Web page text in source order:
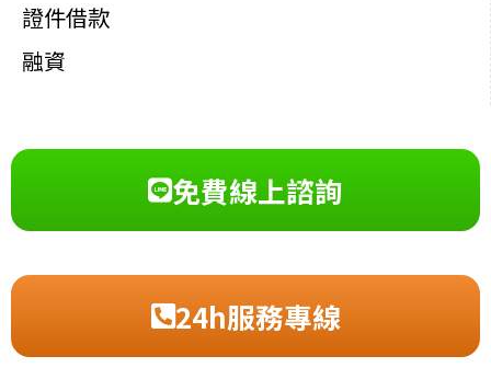
證件借款
融資
免費線上諮詢
24h服務專線